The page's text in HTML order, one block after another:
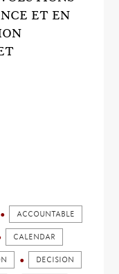
ET EN
ACCOUNTABLE
CALENDAR
DECISION